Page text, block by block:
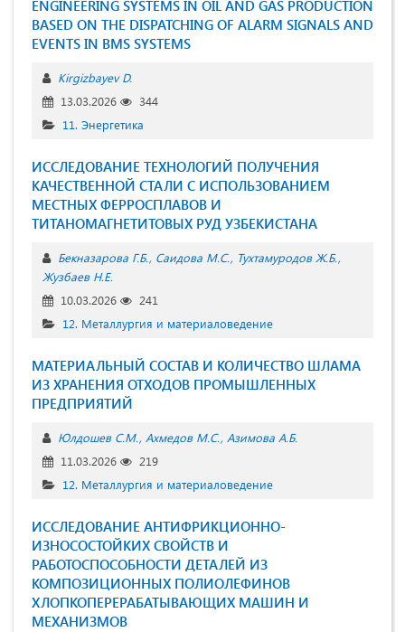
ENGINEERING SYSTEMS IN OIL AND GAS PRODUCTION
BASED ON THE DISPATCHING OF ALARM SIGNALS AND
EVENTS IN BMS SYSTEMS
Kirgizbayev D.
13.03.2026
344
11. Энергетика
ИССЛЕДОВАНИЕ ТЕХНОЛОГИЙ ПОЛУЧЕНИЯ
КАЧЕСТВЕННОЙ СТАЛИ С ИСПОЛЬЗОВАНИЕМ
МЕСТНЫХ ФЕРРОСПЛАВОВ И
ТИТАНОМАГНЕТИТОВЫХ РУД УЗБЕКИСТАНА
Бекназарова Г.Б. Саидова М.С. Тухтамуродов Ж.Б.
Жузбаев Н.Е.
10.03.2026
241
12. Металлургия и материаловедение
МАТЕРИАЛЬНЫЙ СОСТАВ И КОЛИЧЕСТВО ШЛАМА
ИЗ ХРАНЕНИЯ ОТХОДОВ ПРОМЫШЛЕННЫХ
ПРЕДПРИЯТИЙ
Юлдошев С.М. Ахмедов М.С. Азимова А.Б.
11.03.2026
219
12. Металлургия и материаловедение
ИССЛЕДОВАНИЕ АНТИФРИКЦИОННО-
ИЗНОСОСТОЙКИХ СВОЙСТВ И
РАБОТОСПОСОБНОСТИ ДЕТАЛЕЙ ИЗ
КОМПОЗИЦИОННЫХ ПОЛИОЛЕФИНОВ
ХЛОПКОПЕРЕРАБАТЫВАЮЩИХ МАШИН И
МЕХАНИЗМОВ